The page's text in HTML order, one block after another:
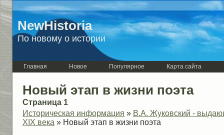
NewHistoria
По новому о истории
Главная Новое Популярное Карта сайта
Новый этап в жизни поэта
Страница 1
Историческая информация » В.А. Жуковский -
XIX века » Новый этап в жизни поэта